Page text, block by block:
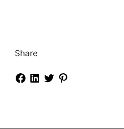
Share